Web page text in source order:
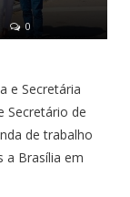
0
e Secretária
Secretário de
de trabalho
a Brasília em